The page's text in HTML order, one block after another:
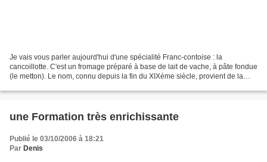
Je vais vous parler aujourd'hui d'une spécialité Franc-contoise : la
cancoillotte. C'est un fromage préparé à base de lait de vache, à pâte fondue
(le metton). Le nom, connu depuis la fin du XIXème siècle, provient de la
une Formation très enrichissante
Publié le 03/10/2006 à 18:21
Par Denis